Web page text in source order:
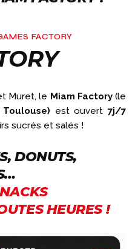
FACTORY
Muret, le Miam Factory(le
est ouvert7j/7
sucrés et salés !
DONUTS,
HEURES !